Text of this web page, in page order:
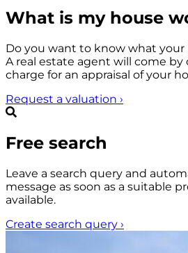
What is my house
Do you want to know what
A real estate agent will come
charge for an appraisal of your
Request a valuation ›
Free search
Leave a search query and
message as soon as a suitable
available.
Create search query ›